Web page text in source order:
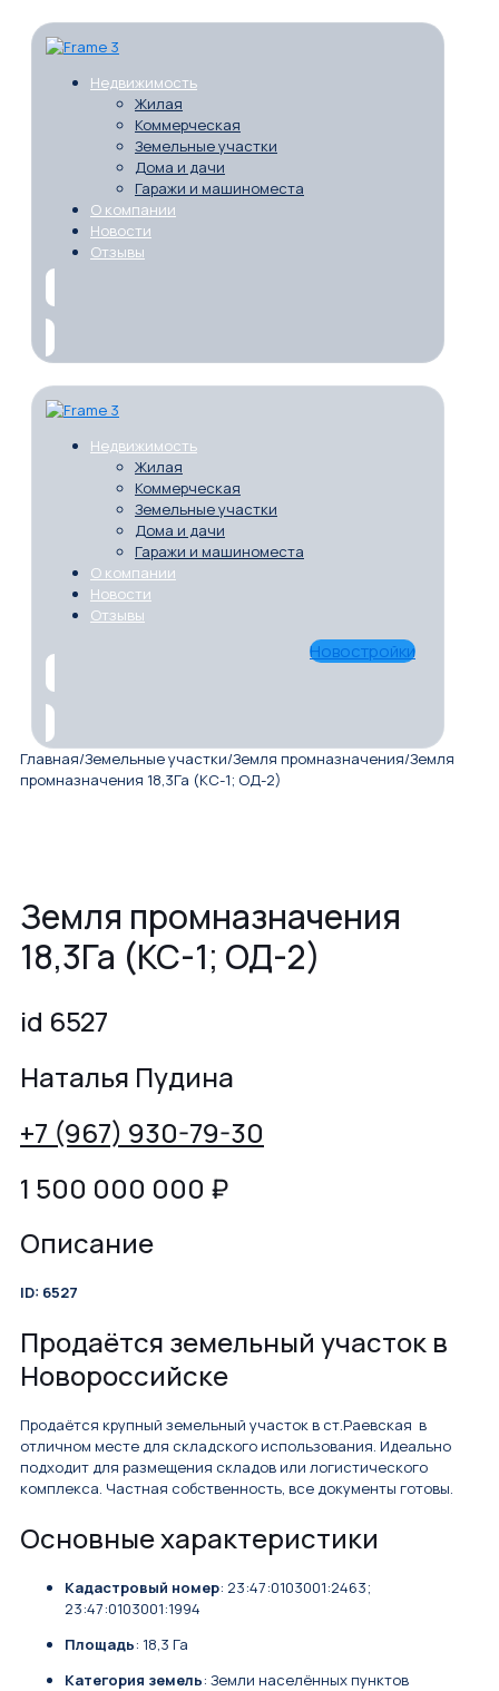
Недвижимость
Жилая
Коммерческая
Земельные участки
Дома и дачи
Гаражи и машиноместа
О компании
Новости
Отзывы
Недвижимость
Жилая
Коммерческая
Земельные участки
Дома и дачи
Гаражи и машиноместа
О компании
Новости
Отзывы
Новостройки
Главная/Земельные участки/Земля промназначения/Земля
промназначения 18,3Га (КС-1; ОД-2)
Земля промназначения
18,3Га (КС-1; ОД-2)
id 6527
Наталья Пудина
+7 (967) 930-79-30
1 500 000 000 ₽
Описание
ID: 6527
Продаётся земельный участок в
Новороссийске
Продаётся крупный земельный участок в ст.Раевская в
отличном месте для складского использования. Идеально
подходит для размещения складов или логистического
комплекса. Частная собственность, все документы готовы.
Основные характеристики
Кадастровый номер: 23:47:0103001:2463;
23:47:0103001:1994
Площадь: 18,3 Га
Категория земель: Земли населённых пунктов